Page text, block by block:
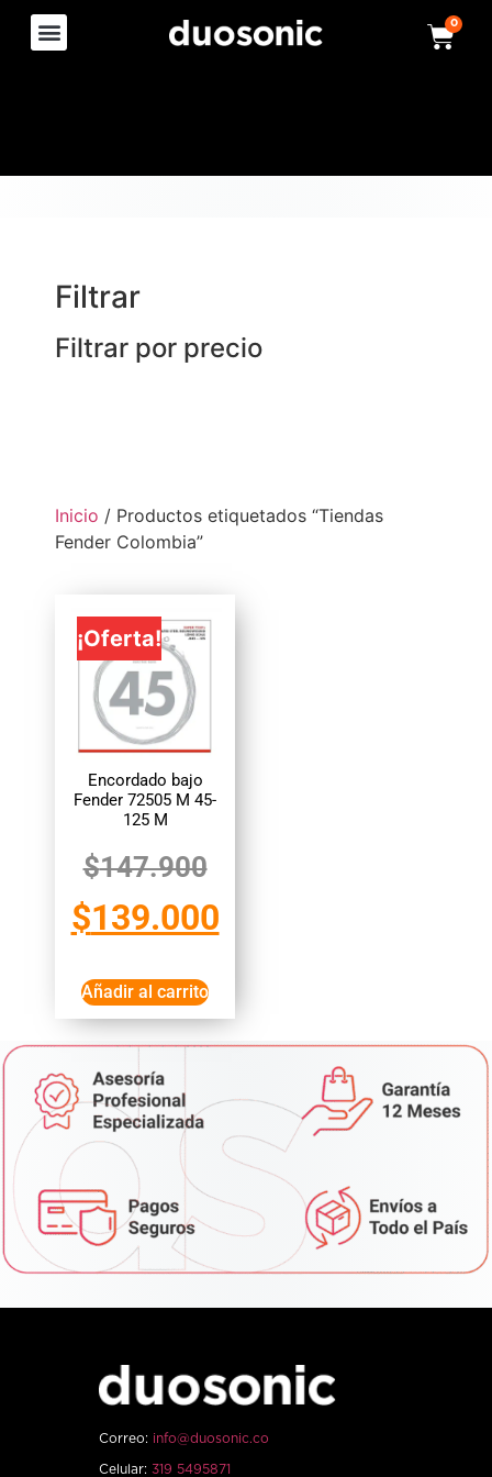
0
Filtrar
Filtrar por precio
Inicio / Productos etiquetados “Tiendas
Fender Colombia”
¡Oferta!
Encordado bajo
Fender 72505 M 45-
125 M
$147.900
$139.000
Añadir al carrito
Correo: info@duosonic.co
Celular: 319 5495871